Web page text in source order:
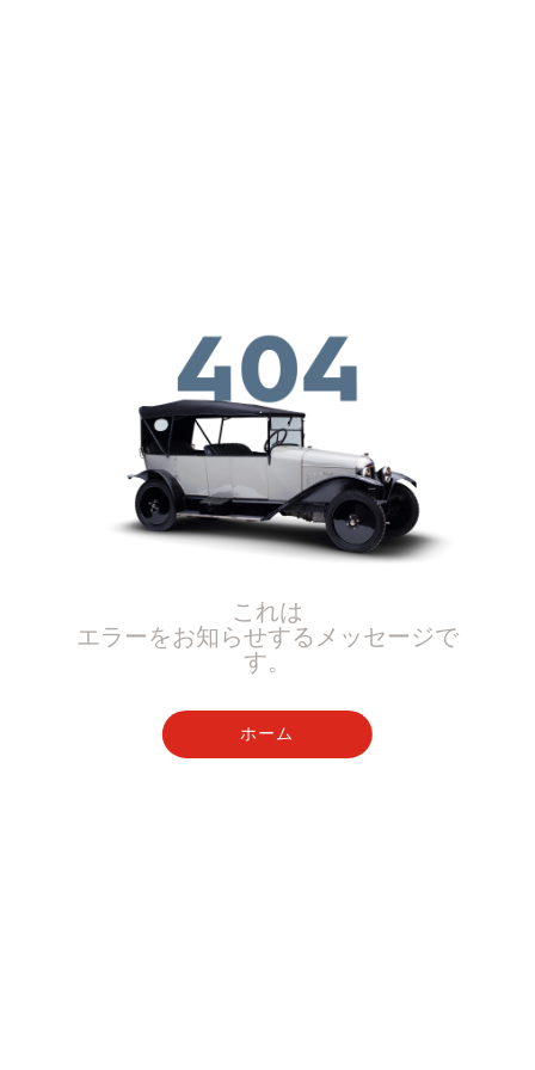
これは
エラーをお知らせするメッセージで
す。
ホーム